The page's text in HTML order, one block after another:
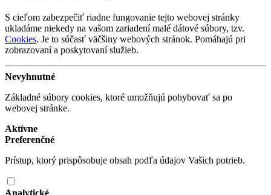
S cieľom zabezpečiť riadne fungovanie tejto webovej stránky
ukladáme niekedy na vašom zariadení malé dátové súbory, tzv.
Cookies. Je to súčasť väčšiny webových stránok. Pomáhajú pri
zobrazovaní a poskytovaní služieb.
Nevyhnutné
Základné súbory cookies, ktoré umožňujú pohybovať sa po
webovej stránke.
Aktívne
Preferenčné
Prístup, ktorý prispôsobuje obsah podľa údajov Vašich potrieb.